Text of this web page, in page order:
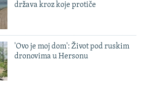
država kroz koje protiče
'Ovo je moj dom': Život pod ruskim
dronovima u Hersonu